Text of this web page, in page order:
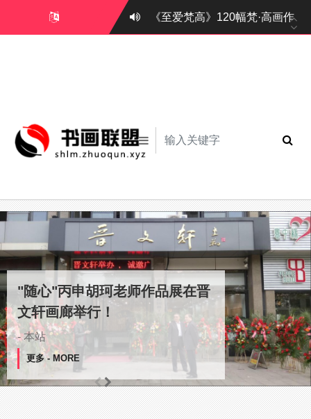
《至爱梵高》120幅梵·高画作
"随心"丙申胡珂老师作品展在晋
文轩画廊举行！
- 本站
更多 - MORE
《至爱梵高》120幅梵·高画作，
人生如画，画如人生
更多 - MORE
9.3分，这才是国产综艺该有的
样子
更多 - MORE